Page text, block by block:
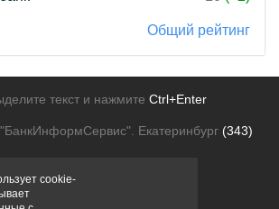
Общий рейтинг
текст и нажмите Ctrl+Enter
Екатеринбург (343)
конфиденциальности
Для рекламодателей
cookie-